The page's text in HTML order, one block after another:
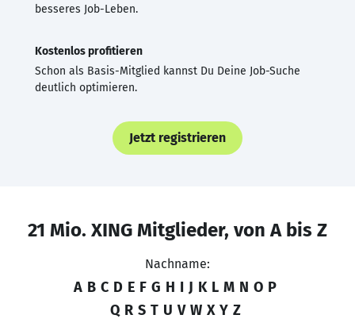
besseres Job-Leben.
Kostenlos profitieren
Schon als Basis-Mitglied kannst Du Deine Job-Suche
deutlich optimieren.
Jetzt registrieren
21 Mio. XING Mitglieder, von A bis Z
Nachname:
A B C D E F G H I J K L M N O P
Q R S T U V W X Y Z